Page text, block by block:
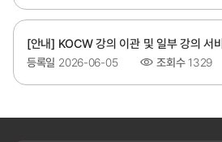
[안내] KOCW 강의 이관 및 일부 강의 서
등록일 2026-06-05 조회수 1329